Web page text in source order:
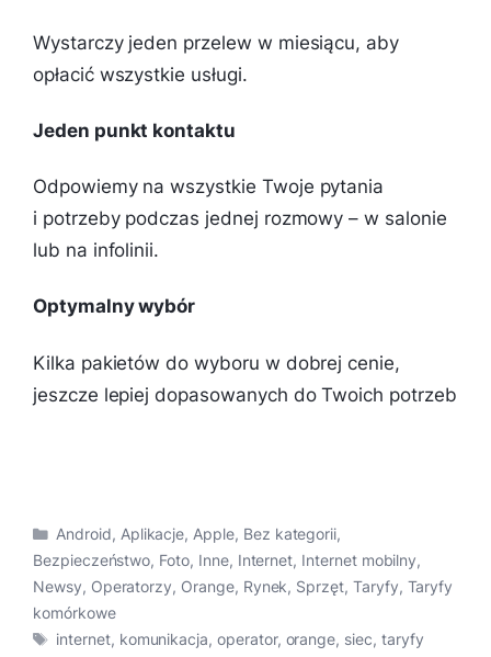
Wystarczy jeden przelew w miesiącu, aby
opłacić wszystkie usługi.
Jeden punkt kontaktu
Odpowiemy na wszystkie Twoje pytania
i potrzeby podczas jednej rozmowy – w salonie
lub na infolinii.
Optymalny wybór
Kilka pakietów do wyboru w dobrej cenie,
jeszcze lepiej dopasowanych do Twoich potrzeb
Kategorie
Android, Aplikacje, Apple, Bez kategorii,
Bezpieczeństwo, Foto, Inne, Internet, Internet mobilny,
Newsy, Operatorzy, Orange, Rynek, Sprzęt, Taryfy, Taryfy
komórkowe
Tagi
internet, komunikacja,operator, orange, siec, taryfy